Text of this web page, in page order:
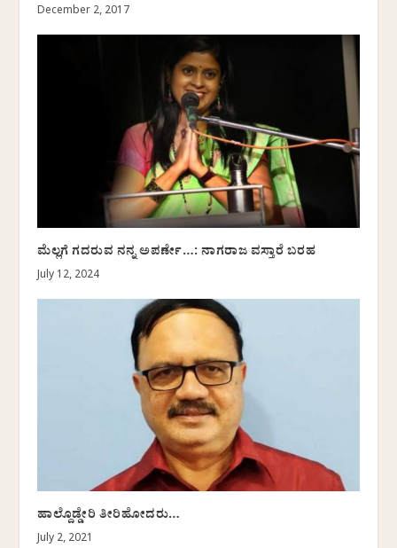
December 2, 2017
ಮೆಲ್ಲಗೆ ಗದರುವ ನನ್ನ ಅಪರ್ಣೇ…: ನಾಗರಾಜ ವಸ್ತಾರೆ ಬರಹ
July 12, 2024
ಹಾಲ್ದೊಡ್ಡೇರಿ ತೀರಿಹೋದರು…
July 2, 2021